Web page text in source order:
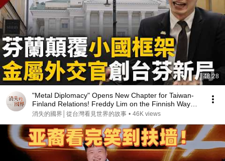
48:28
"Metal Diplomacy" Opens New Chapter for Taiwan-
Finland Relations! Freddy Lim on the Finnish Way
o...
消失的國界│從台灣看見世界的故事 • 46K views